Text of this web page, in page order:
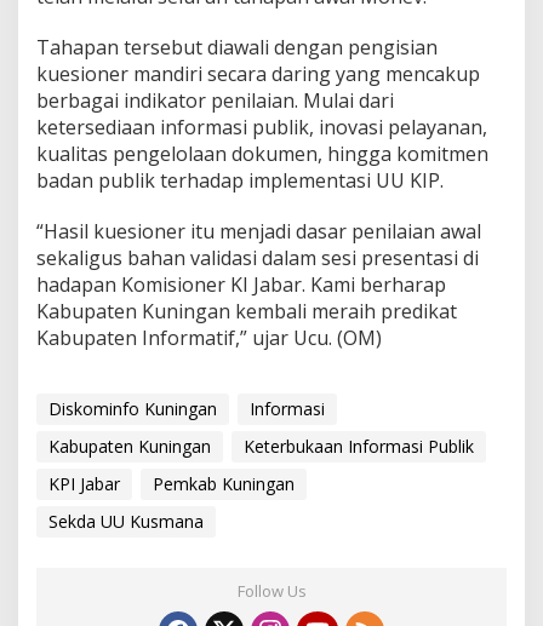
Tahapan tersebut diawali dengan pengisian
kuesioner mandiri secara daring yang mencakup
berbagai indikator penilaian. Mulai dari
ketersediaan informasi publik, inovasi pelayanan,
kualitas pengelolaan dokumen, hingga komitmen
badan publik terhadap implementasi UU KIP.
“Hasil kuesioner itu menjadi dasar penilaian awal
sekaligus bahan validasi dalam sesi presentasi di
hadapan Komisioner KI Jabar. Kami berharap
Kabupaten Kuningan kembali meraih predikat
Kabupaten Informatif,” ujar Ucu. (OM)
Diskominfo Kuningan
Informasi
Kabupaten Kuningan
Keterbukaan Informasi Publik
KPI Jabar
Pemkab Kuningan
Sekda UU Kusmana
Follow Us